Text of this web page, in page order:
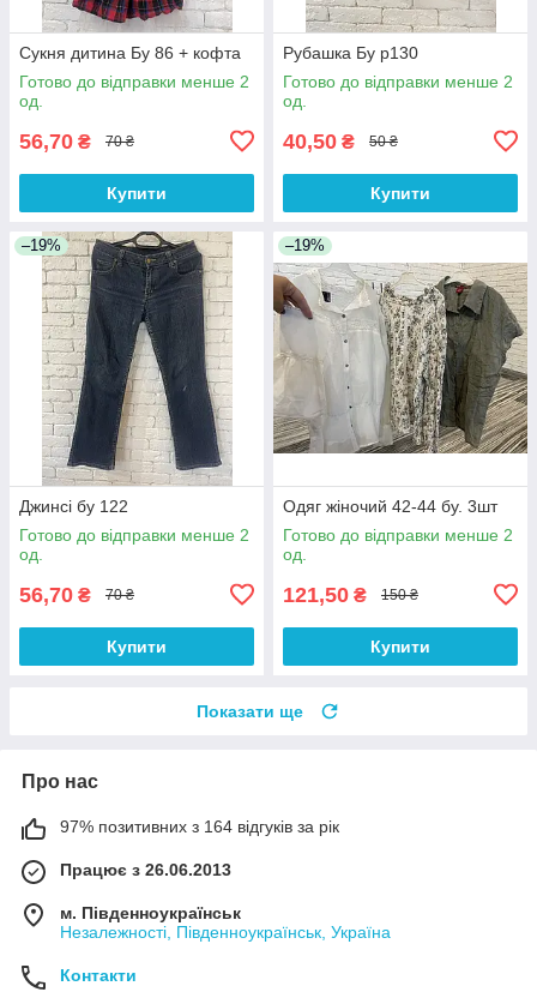
Сукня дитина Бу 86 + кофта
Готово до відправки менше 2
од.
56,70 ₴ 70 ₴
Купити
Рубашка Бу р130
Готово до відправки менше 2
од.
40,50 ₴ 50 ₴
Купити
–19%
Джинсі бу 122
Готово до відправки менше 2
од.
56,70 ₴ 70 ₴
Купити
–19%
Одяг жіночий 42-44 бу. 3шт
Готово до відправки менше 2
од.
121,50 ₴ 150 ₴
Купити
Показати ще
Про нас
97% позитивних з 164 відгуків за рік
Працює з 26.06.2013
м. Південноукраїнськ
Незалежності, Південноукраїнськ, Україна
Контакти